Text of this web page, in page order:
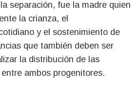
separación, fue la madre quien
la crianza, el
y el sostenimiento de
que también deben ser
la distribución de las
ambos progenitores.